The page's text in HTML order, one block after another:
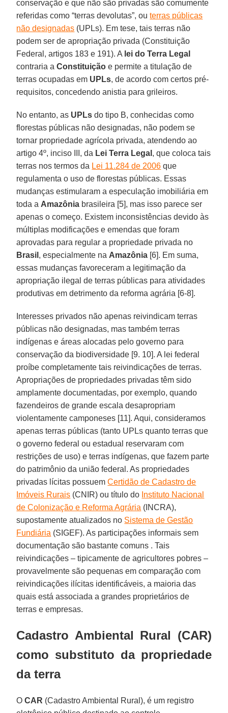
conservação e que não são privadas são comumente
referidas como “terras devolutas”, outerras públicas
não designadas (UPLs). Em tese, tais terras não
podem ser de apropriação privada (Constituição
Federal, artigos 183 e 191). A lei do Terra Legal
contraria aConstituição e permite a titulação de
terras ocupadas em UPLs, de acordo com certos pré-
requisitos, concedendo anistia para grileiros.
No entanto, as UPLs do tipo B, conhecidas como
florestas públicas não designadas, não podem se
tornar propriedade agrícola privada, atendendo ao
artigo 4º, inciso III, da Lei Terra Legal , que coloca tais
terras nos termos da Lei 11.284 de 2006 que
regulamenta o uso de florestas públicas. Essas
mudanças estimularam a especulação imobiliária em
toda a Amazônia brasileira [5], mas isso parece ser
apenas o começo. Existem inconsistências devido às
múltiplas modificações e emendas que foram
aprovadas para regular a propriedade privada no
Brasil , especialmente na Amazônia [6]. Em suma,
essas mudanças favoreceram a legitimação da
apropriação ilegal de terras públicas para atividades
produtivas em detrimento da reforma agrária [6-8].
Interesses privados não apenas reivindicam terras
públicas não designadas, mas também terras
indígenas e áreas alocadas pelo governo para
conservação da biodiversidade [9. 10]. A lei federal
proíbe completamente tais reivindicações de terras.
Apropriações de propriedades privadas têm sido
amplamente documentadas, por exemplo, quando
fazendeiros de grande escala desapropriam
violentamente camponeses [11]. Aqui, consideramos
apenas terras públicas (tanto UPLs quanto terras que
o governo federal ou estadual reservaram com
restrições de uso) e terras indígenas, que fazem parte
do patrimônio da união federal. As propriedades
privadas lícitas possuemCertidão de Cadastro de
Imóveis Rurais (CNIR) ou título do Instituto Nacional
de Colonização e Reforma Agrária (INCRA),
supostamente atualizados no Sistema de Gestão
Fundiária (SIGEF). As participações informais sem
documentação são bastante comuns . Tais
reivindicações – tipicamente de agricultores pobres –
provavelmente são pequenas em comparação com
reivindicações ilícitas identificáveis, a maioria das
quais está associada a grandes proprietários de
terras e empresas.
Cadastro Ambiental Rural (CAR)
como substituto da propriedade
da terra
OCAR (Cadastro Ambiental Rural), é um registro